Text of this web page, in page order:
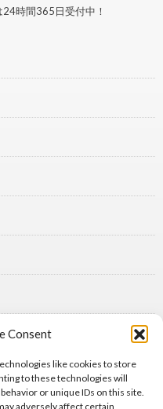
Consent
like cookies to store
to these technologies will
or unique IDs on this site.
adversely affect certain
時間365日受付中！